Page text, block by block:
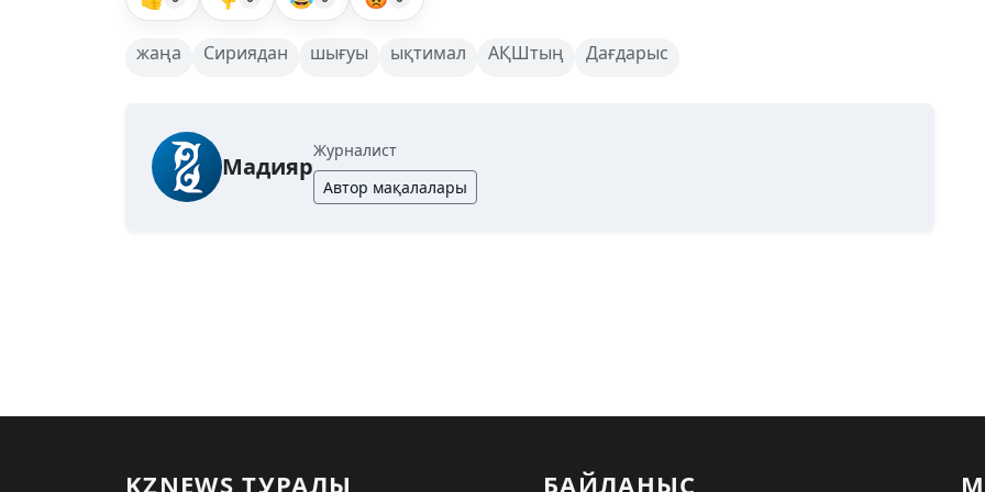
жаңа Сириядан шығуы ықтимал АҚШтың Дағдарыс
Мадияр
Журналист
Автор мақалалары
KZNEWS ТУРАЛЫ БАЙЛАНЫС